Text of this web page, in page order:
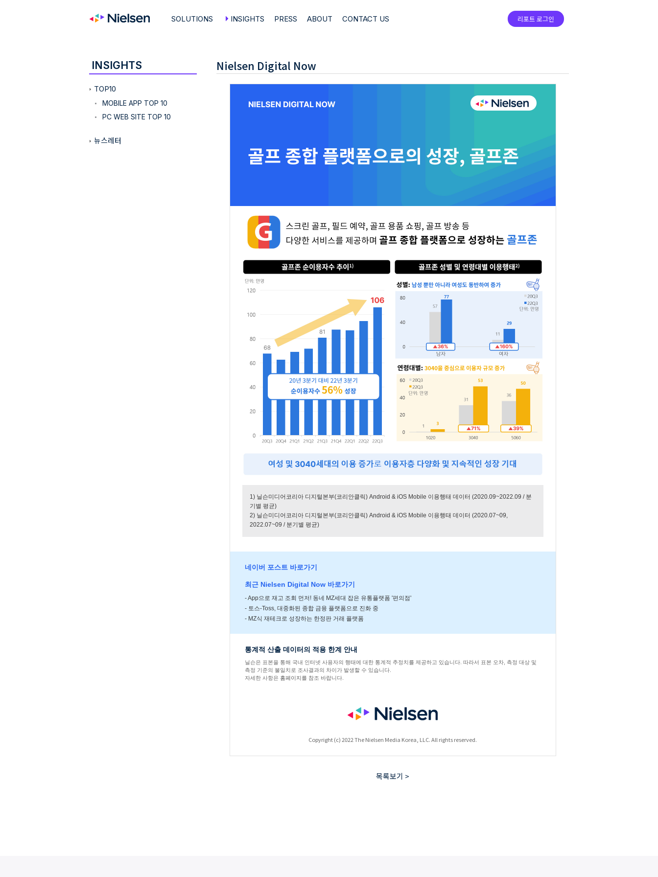
SOLUTIONS INSIGHTS PRESS ABOUT CONTACT US 리포트 로그인
INSIGHTS
TOP10
MOBILE APP TOP 10
PC WEB SITE TOP 10
뉴스레터
Nielsen Digital Now
1) 닐슨미디어코리아 디지털본부(코리안클릭) Android & iOS Mobile 이용행태 데이터 (2020.09~2022.09 / 분
기별 평균)
2) 닐슨미디어코리아 디지털본부(코리안클릭) Android & iOS Mobile 이용행태 데이터 (2020.07~09,
2022.07~09 / 분기별 평균)
네이버 포스트 바로가기
최근 Nielsen Digital Now 바로가기
-App으로 재고 조회 먼저! 동네 MZ세대 잡은 유통플랫폼 '편의점'
- 토스-Toss, 대중화된 종합 금융 플랫폼으로 진화 중
- MZ식 재테크로 성장하는 한정판 거래 플랫폼
통계적 산출 데이터의 적용 한계 안내
닐슨은 표본을 통해 국내 인터넷 사용자의 행태에 대한 통계적 추정치를 제공하고 있습니다. 따라서 표본 오차, 측정 대상 및
측정 기준의 불일치로 조사결과의 차이가 발생할 수 있습니다.
자세한 사항은 홈페이지를 참조 바랍니다.
Copyright (c) 2022 The Nielsen Media Korea, LLC. All rights reserved.
목록보기 >